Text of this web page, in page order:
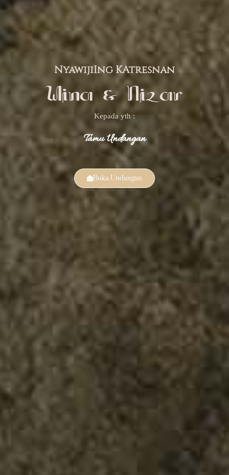
NyawijiIng KAtresnan
Wina & Nizar
Kepada yth :
Tamu Undangan
Buka Undangan